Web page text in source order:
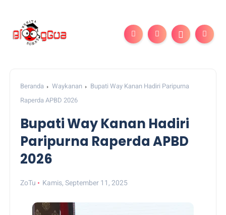
Beranda Waykanan
Bupati Way Kanan Hadiri Paripurna
Raperda APBD 2026
Bupati Way Kanan Hadiri
Paripurna Raperda APBD
2026
ZoTu Kamis, September 11, 2025